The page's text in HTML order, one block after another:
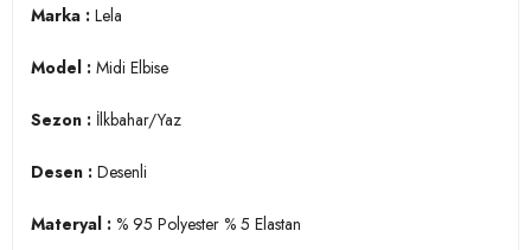
Marka : Lela
Model : Midi Elbise
Sezon : İlkbahar/Yaz
Desen : Desenli
Materyal : % 95 Polyester % 5 Elastan